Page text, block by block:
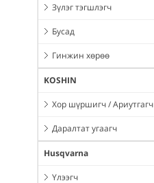
Зүлэг тэгшлэгч
Бусад
Гинжин хөрөө
KOSHIN
Хор шүршигч / Ариутгагч
Даралтат угаагч
Husqvarna
Үлээгч